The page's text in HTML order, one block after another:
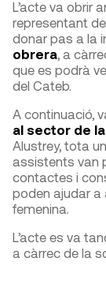
L’acte va obrir
representant
donar pas a la
obrera, a
que es podrà
del Cateb.
A continuació,
al sector de
Alustrey, tota
assistents van
contactes i
poden ajudar a
femenina.
L’acte es va
a càrrec de la